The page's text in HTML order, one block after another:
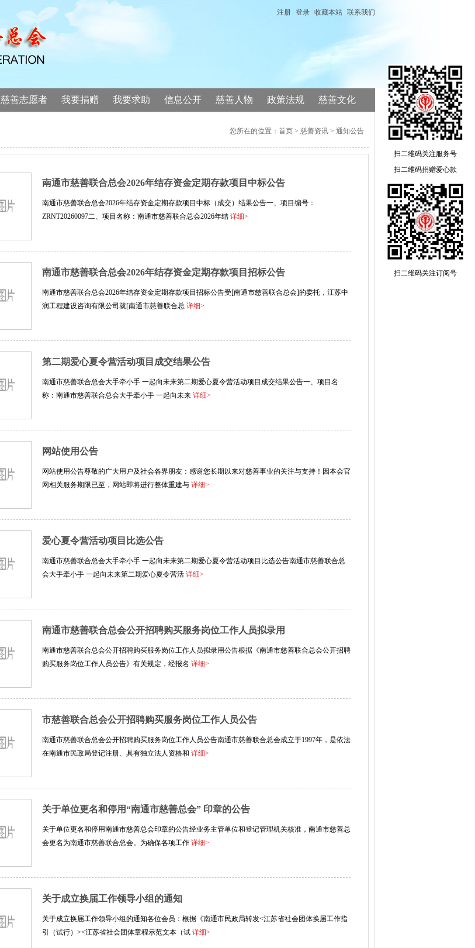
慈善志愿者 我要捐赠 我要求助 信息公开 慈善人物 政策法规 慈善文化
您所在的位置： 首页 > 慈善资讯 > 通知公告
南通市慈善联合总会2026年结存资金定期存款项目中标公告
南通市慈善联合总会2026年结存资金定期存款项目中标（成交）结果公告一、项目编号：
ZRNT20260097二、项目名称：南通市慈善联合总会2026年结 详细>
南通市慈善联合总会2026年结存资金定期存款项目招标公告
南通市慈善联合总会2026年结存资金定期存款项目招标公告受[南通市慈善联合总会]的委托，江苏中
润工程建设咨询有限公司就[南通市慈善联合总 详细>
第二期爱心夏令营活动项目成交结果公告
南通市慈善联合总会大手牵小手 一起向未来第二期爱心夏令营活动项目成交结果公告一、项目名
称：南通市慈善联合总会大手牵小手 一起向未来 详细>
网站使用公告
网站使用公告尊敬的广大用户及社会各界朋友：感谢您长期以来对慈善事业的关注与支持！因本会官
网相关服务期限已至，网站即将进行整体重建与 详细>
爱心夏令营活动项目比选公告
南通市慈善联合总会大手牵小手 一起向未来第二期爱心夏令营活动项目比选公告南通市慈善联合总
会大手牵小手 一起向未来第二期爱心夏令营活 详细>
南通市慈善联合总会公开招聘购买服务岗位工作人员拟录用
南通市慈善联合总会公开招聘购买服务岗位工作人员拟录用公告根据《南通市慈善联合总会公开招聘
购买服务岗位工作人员公告》有关规定，经报名 详细>
市慈善联合总会公开招聘购买服务岗位工作人员公告
南通市慈善联合总会公开招聘购买服务岗位工作人员公告南通市慈善联合总会成立于1997年，是依法
在南通市民政局登记注册、具有独立法人资格和 详细>
关于单位更名和停用“南通市慈善总会” 印章的公告
关于单位更名和停用南通市慈善总会印章的公告经业务主管单位和登记管理机关核准，南通市慈善总
会更名为南通市慈善联合总会。为确保各项工作 详细>
关于成立换届工作领导小组的通知
关于成立换届工作领导小组的通知各位会员：根据《南通市民政局转发<江苏省社会团体换届工作指
引（试行）><江苏省社会团体章程示范文本（试 详细>
扫二维码关注服务号
扫二维码捐赠爱心款
扫二维码关注订阅号